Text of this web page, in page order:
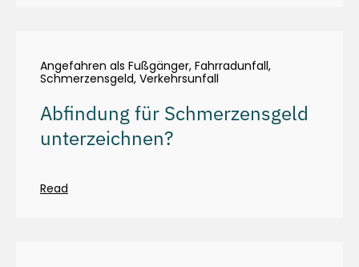
Angefahren als Fußgänger, Fahrradunfall,
Schmerzensgeld, Verkehrsunfall
Abfindung für Schmerzensgeld
unterzeichnen?
Read